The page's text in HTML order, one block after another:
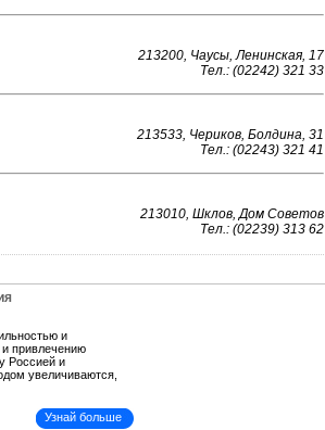
213200, Чаусы, Ленинская, 17
Тел.: (02242) 321 33
213533, Чериков, Болдина, 31
Тел.: (02243) 321 41
213010, Шклов, Дом Советов
Тел.: (02239) 313 62
и
и привлечению
Россией и
увеличиваются,
Узнай больше